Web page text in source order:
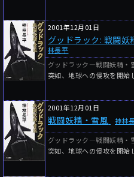
2001年12月01日
グッドラック: 戦闘妖
林長平
グッドラック―戦闘妖精・
突如、地球への侵攻を開始
2001年12月01日
戦闘妖精・雪風 神林
グッドラック―戦闘妖精・
突如、地球への侵攻を開始